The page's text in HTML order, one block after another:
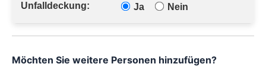
Unfalldeckung: Ja Nein
Möchten Sie weitere Personen hinzufügen?